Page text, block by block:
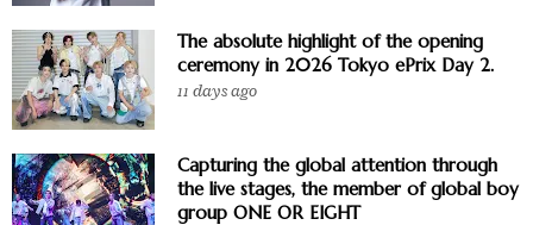
The absolute highlight of the opening
ceremony in 2026 Tokyo ePrix Day 2.
11 days ago
Capturing the global attention through
the live stages, the member of global boy
group ONE OR EIGHT